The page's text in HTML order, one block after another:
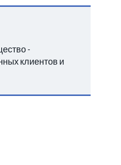
-
клиентов и